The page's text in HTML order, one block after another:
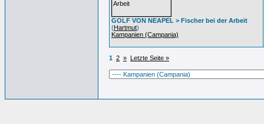
GOLF VON NEAPEL > Fischer bei der Arbeit
(Hartmut)
Kampanien (Campania)
1 2 » Letzte Seite »